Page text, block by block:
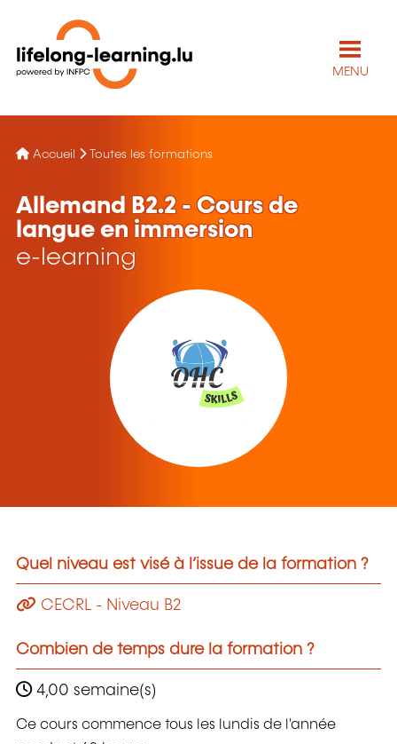
MENU
Accueil Toutes les formations
Allemand B2.2 - Cours de
langue en immersion
e-learning
Quel niveau est visé à l’issue de la formation ?
CECRL - Niveau B2
Combien de temps dure la formation ?
4,00 semaine(s)
Ce cours commence tous les lundis de l'année